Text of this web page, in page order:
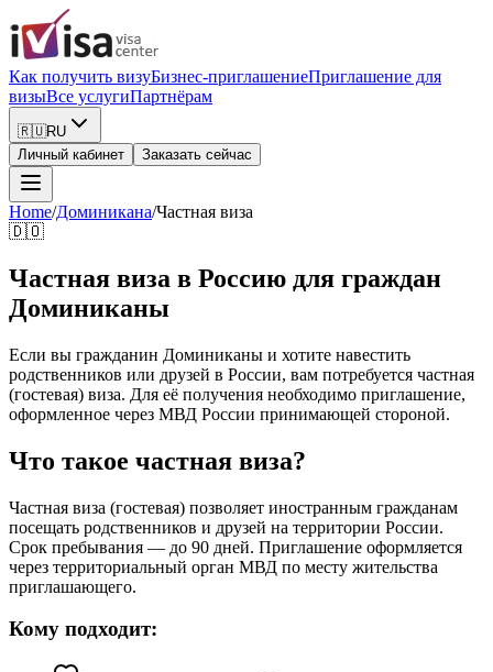
Как получить визуБизнес-приглашениеПриглашение для
визыВсе услугиПартнёрам
🇷🇺RU
Личный кабинет
Заказать сейчас
Home/Доминикана/Частная виза
🇩🇴
Частная виза в Россию для граждан
Доминиканы
Если вы гражданин Доминиканы и хотите навестить
родственников или друзей в России, вам потребуется частная
(гостевая) виза. Для её получения необходимо приглашение,
оформленное через МВД России принимающей стороной.
Что такое частная виза?
Частная виза (гостевая) позволяет иностранным гражданам
посещать родственников и друзей на территории России.
Срок пребывания — до 90 дней. Приглашение оформляется
через территориальный орган МВД по месту жительства
приглашающего.
Кому подходит: